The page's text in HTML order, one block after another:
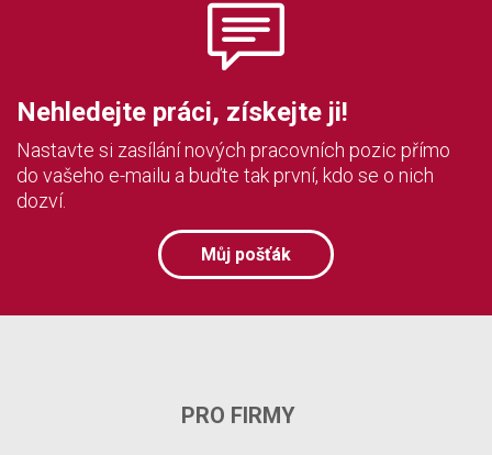
Nehledejte práci, získejte ji!
Nastavte si zasílání nových pracovních pozic přímo
do vašeho e-mailu a buďte tak první, kdo se o nich
dozví.
Můj pošťák
PRO FIRMY